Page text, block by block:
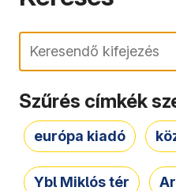
Keresés
Szűrés címkék
európa kiadó
Ybl Miklós tér